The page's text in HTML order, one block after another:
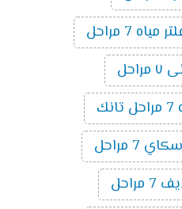
7 مراحل
مراحل